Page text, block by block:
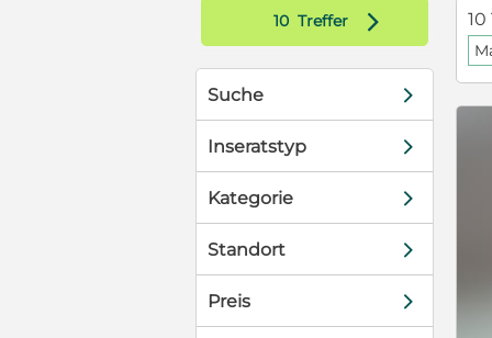
10 Treffer d
Suche d
Inseratstyp d
Kategorie d
Standort d
Preis d
10